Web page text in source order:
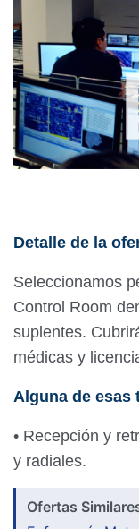
Detalle de la
Seleccionamos
Control Room
suplentes.
médicas y
Alguna de esas
• Recepción y
y radiales.
Ofertas